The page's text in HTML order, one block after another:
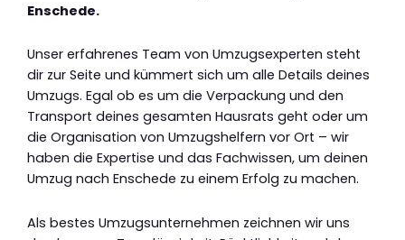
Enschede.
Unser erfahrenes Team von Umzugsexperten steht
dir zur Seite und kümmert sich um alle Details deines
Umzugs. Egal ob es um die Verpackung und den
Transport deines gesamten Hausrats geht oder um
die Organisation von Umzugshelfern vor Ort – wir
haben die Expertise und das Fachwissen, um deinen
Umzug nach Enschede zu einem Erfolg zu machen.
Als bestes Umzugsunternehmen zeichnen wir uns